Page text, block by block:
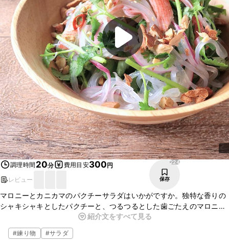
調理時間 20分 費用目安300円
レビュー
224
保存
マロニーとカニカマのパクチーサラダはいかがですか。独特な香りの
シャキシャキとしたパクチーと、つるつるとした歯ごたえのマロニー
にナンプラーのドレッシングがよく合い、美味しいですよ。とても簡
単に作れるのでぜひ試してみてください。
紹介文をすべて見る
#練り物 #サラダ